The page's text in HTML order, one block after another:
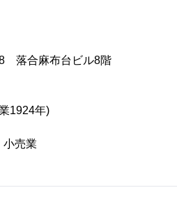
落合麻布台ビル8階
1924年)
売業